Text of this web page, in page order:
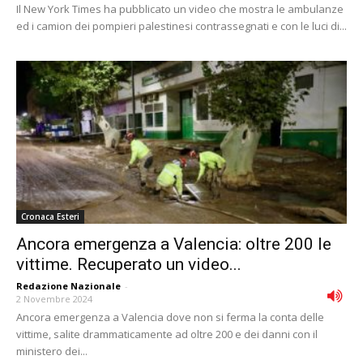
Il New York Times ha pubblicato un video che mostra le ambulanze
ed i camion dei pompieri palestinesi contrassegnati e con le luci di...
Cronaca Esteri
Ancora emergenza a Valencia: oltre 200 le
vittime. Recuperato un video...
Redazione Nazionale -
2 Novembre 2024
Ancora emergenza a Valencia dove non si ferma la conta delle
vittime, salite drammaticamente ad oltre 200 e dei danni con il
ministero dei...